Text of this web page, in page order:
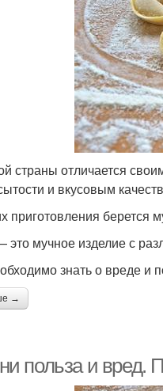
страны отличается
и вкусовым
приготовления берется
мучное изделие с
знать о вреде и
→
польза и вред.